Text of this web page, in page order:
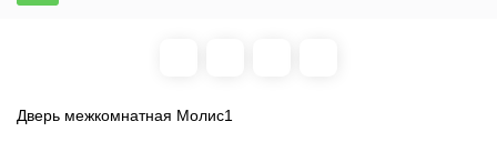
Дверь межкомнатная Молис1